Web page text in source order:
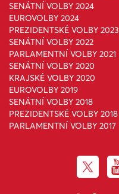
SENÁTNÍ VOLBY 2024
EUROVOLBY 2024
PREZIDENTSKÉ VOLBY 2023
SENÁTNÍ VOLBY 2022
PARLAMENTNÍ VOLBY 2021
SENÁTNÍ VOLBY 2020
KRAJSKÉ VOLBY 2020
EUROVOLBY 2019
SENÁTNÍ VOLBY 2018
PREZIDENTSKÉ VOLBY 2018
PARLAMENTNÍ VOLBY 2017